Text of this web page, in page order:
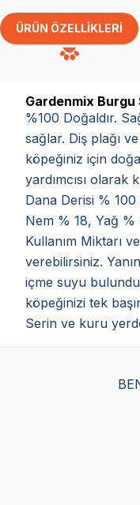
ÜRÜN ÖZELLIKLERI
Gardenmix Burgu
%100 Doğaldır.
sağlar. Diş plağı
köpeğiniz için
yardımcısı olarak
Dana Derisi %
Nem % 18, Yağ
Kullanım Miktarı
verebilirsiniz.
içme suyu
köpeğinizi tek
Serin ve kuru